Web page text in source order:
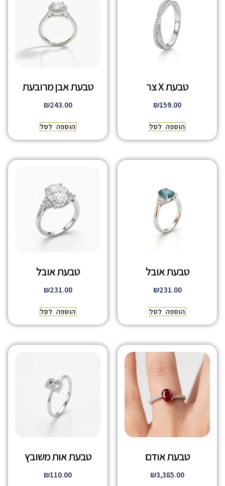
טבעת X צר
₪159.00
הוספה לסל
טבעת אבן מרובעת
₪243.00
הוספה לסל
טבעת אובל
₪231.00
הוספה לסל
טבעת אובל
₪231.00
הוספה לסל
טבעת אודם
₪3,385.00
טבעת אות משובץ
₪110.00